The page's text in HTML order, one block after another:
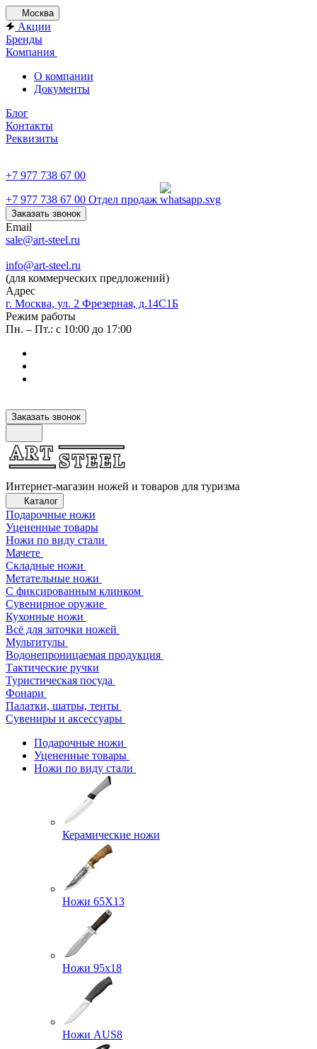
Москва
Акции
Бренды
Компания
О компании
Документы
Блог
Контакты
Реквизиты
+7 977 738 67 00
+7 977 738 67 00 Отдел продаж
Заказать звонок
Email
sale@art-steel.ru
info@art-steel.ru
(для коммерческих предложений)
Адрес
г. Москва, ул. 2 Фрезерная, д.14С1Б
Режим работы
Пн. – Пт.: с 10:00 до 17:00
Заказать звонок
Интернет-магазин ножей и товаров для туризма
Каталог
Подарочные ножи
Уцененные товары
Ножи по виду стали
Мачете
Складные ножи
Метательные ножи
С фиксированным клинком
Сувенирное оружие
Кухонные ножи
Всё для заточки ножей
Мультитулы
Водонепроницаемая продукция
Тактические ручки
Туристическая посуда
Фонари
Палатки, шатры, тенты
Сувениры и аксессуары
Подарочные ножи
Уцененные товары
Ножи по виду стали
Керамические ножи
Ножи 65Х13
Ножи 95х18
Ножи AUS8